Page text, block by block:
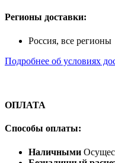
Регионы доставки:
Россия, все регионы
Подробнее об условиях
ОПЛАТА
Способы оплаты:
Наличными